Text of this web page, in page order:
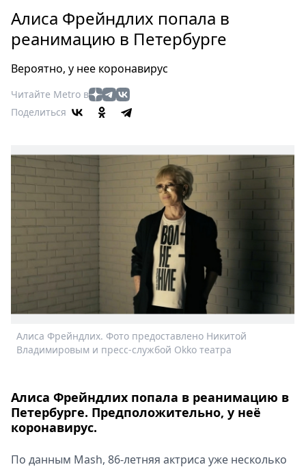
Россия
Мир
Еда
Туризм
Мода
Кино
Афиша
Книги
Пресс-
Звезды
Выборы
Metro
Алиса Фрейндлих попала в
реанимацию в Петербурге
Вероятно, у нее коронавирус
Читайте Metro в
Поделиться
Алиса Фрейндлих. Фото предоставлено Никитой
Владимировым и пресс-службой Okko театра
Алиса Фрейндлих попала в реанимацию в
Петербурге. Предположительно, у неё
коронавирус.
По данным Mash, 86-летняя актриса уже несколько